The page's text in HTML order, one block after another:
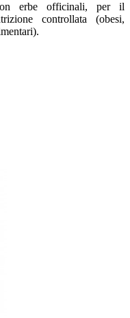
erbe officinali, per il
controllata (obesi,